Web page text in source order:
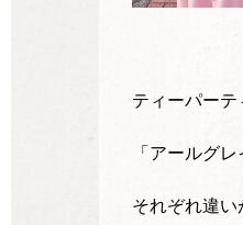
ティーパーテ
「アールグ
それぞれ違い